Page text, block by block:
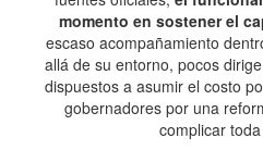
momento en sostener el
escaso acompañamiento
allá de su entorno, pocos
dispuestos a asumir el costo
gobernadores por una
complicar